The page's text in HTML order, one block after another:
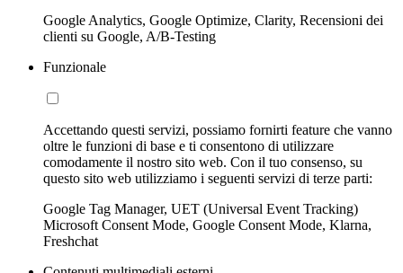
Google Analytics, Google Optimize, Clarity, Recensioni dei
clienti su Google, A/B-Testing
Funzionale
Accettando questi servizi, possiamo fornirti feature che vanno
oltre le funzioni di base e ti consentono di utilizzare
comodamente il nostro sito web. Con il tuo consenso, su
questo sito web utilizziamo i seguenti servizi di terze parti:
Google Tag Manager, UET (Universal Event Tracking)
Microsoft Consent Mode, Google Consent Mode, Klarna,
Freshchat